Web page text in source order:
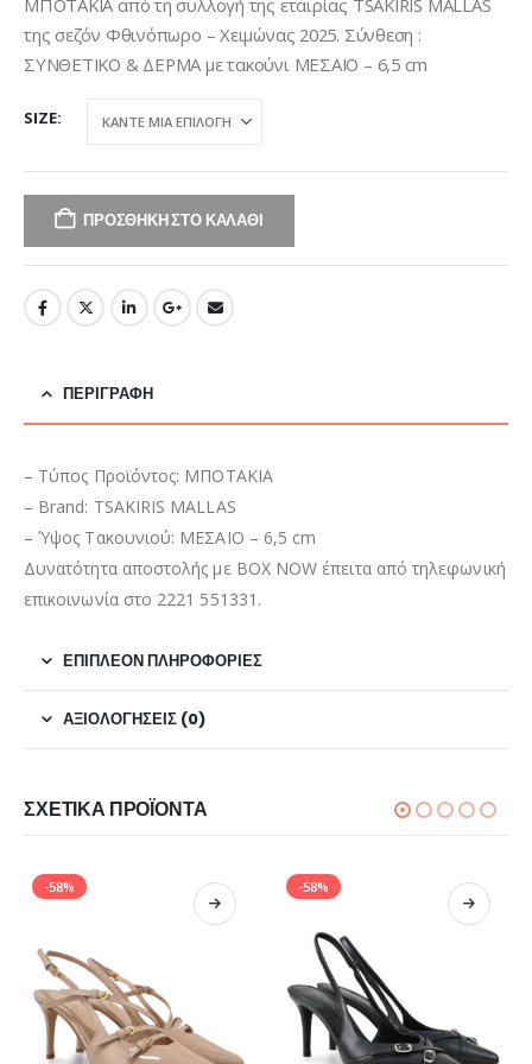
€109,95.είναι:
€77,00.
ΜΠΟΤΑΚΙΑ από τη συλλογή της εταιρίας TSAKIRIS MALLAS
της σεζόν Φθινόπωρο – Χειμώνας 2025. Σύνθεση :
ΣΥΝΘΕΤΙΚΟ & ΔΕΡΜΑ με τακούνι ΜΕΣΑΙΟ – 6,5 cm
SIZE
ΠΡΟΣΘΉΚΗ ΣΤΟ ΚΑΛΆΘΙ
ΠΕΡΙΓΡΑΦΉ
– Τύπος Προϊόντος: ΜΠΟΤΑΚΙΑ
– Brand: TSAKIRIS MALLAS
– Ύψος Τακουνιού: ΜΕΣΑΙΟ – 6,5 cm
Δυνατότητα αποστολής με BOX NOW έπειτα από τηλεφωνική
επικοινωνία στο 2221 551331.
ΕΠΙΠΛΈΟΝ ΠΛΗΡΟΦΟΡΊΕΣ
ΑΞΙΟΛΟΓΉΣΕΙΣ (0)
ΣΧΕΤΙΚΆ ΠΡΟΪΌΝΤΑ
-58% -58%